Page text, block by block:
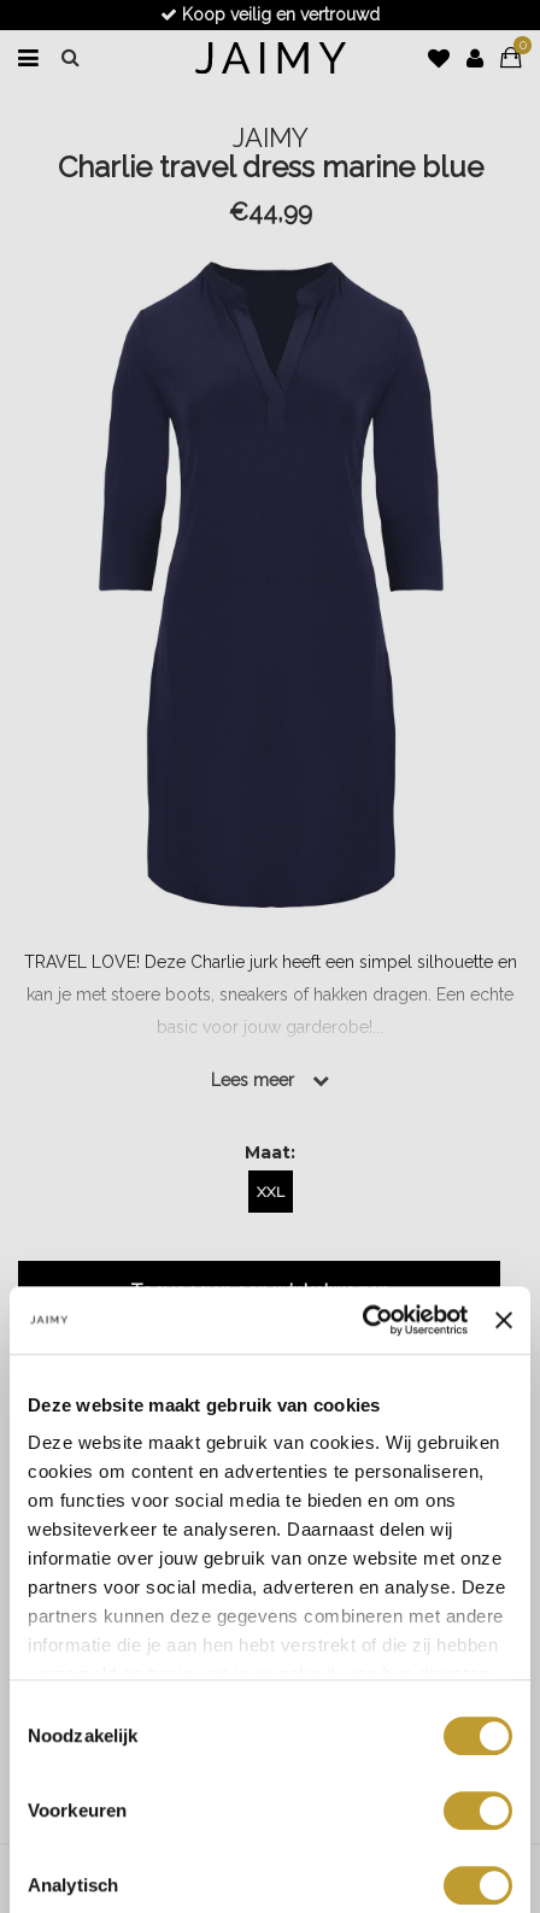
Deze website maakt gebruik van cookies
Deze website maakt gebruik van cookies. Wij gebruiken
cookies om content en advertenties te personaliseren,
om functies voor social media te bieden en om ons
websiteverkeer te analyseren. Daarnaast delen wij
informatie over jouw gebruik van onze website met onze
partners voor social media, adverteren en analyse. Deze
partners kunnen deze gegevens combineren met andere
informatie die je aan hen hebt verstrekt of die zij hebben
Noodzakelijk
Voorkeuren
Analytisch
Koop veilig en vertrouwd
0
JAIMY
Charlie travel dress marine blue
€44,99
TRAVEL LOVE! Deze Charlie jurk heeft een simpel silhouette en
kan je met stoere boots, sneakers of hakken dragen. Een echte
basic voor jouw garderobe!...
Lees meer
Maat:
XXL
Toevoegen aan winkelwagen
Size guide Verzenden & retourneren
Koop veilig en vertrouwd
Gratis verzending vanaf €75,-